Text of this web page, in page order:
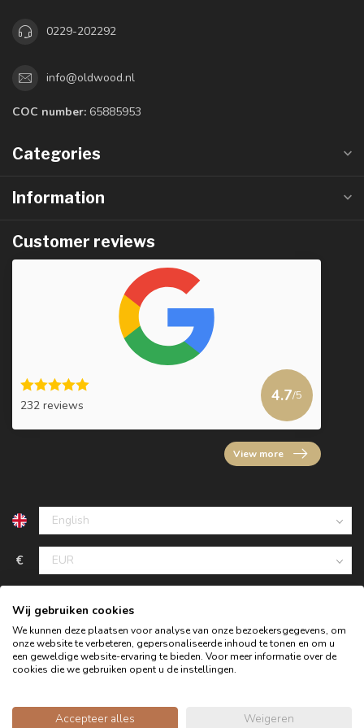
0229-202292
info@oldwood.nl
COC number: 65885953
Categories
Information
Customer reviews
232 reviews
4.7/5
View more
€
Wij gebruiken cookies
We kunnen deze plaatsen voor analyse van onze bezoekersgegevens, om
onze website te verbeteren, gepersonaliseerde inhoud te tonen en om u
een geweldige website-ervaring te bieden. Voor meer informatie over de
cookies die we gebruiken opent u de instellingen.
Accepteer alles Weigeren